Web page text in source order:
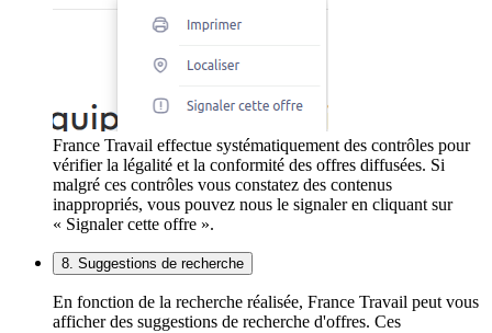
France Travail effectue systématiquement des contrôles pour
vérifier la légalité et la conformité des offres diffusées. Si
malgré ces contrôles vous constatez des contenus
inappropriés, vous pouvez nous le signaler en cliquant sur
« Signaler cette offre ».
8. Suggestions de recherche
En fonction de la recherche réalisée, France Travail peut vous
afficher des suggestions de recherche d'offres. Ces